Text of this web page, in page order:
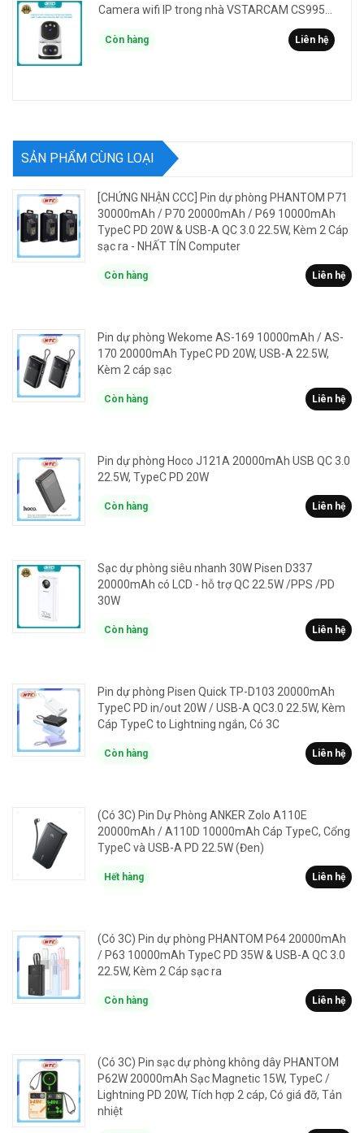
Còn hàng Liên hệ
SẢN PHẨM CÙNG LOẠI
[CHỨNG NHẬN CCC] Pin dự phòng PHANTOM P71
30000mAh / P70 20000mAh / P69 10000mAh
TypeC PD 20W & USB-A QC 3.0 22.5W, Kèm 2 Cáp
sạc ra - NHẤT TÍN Computer
Còn hàng Liên hệ
Pin dự phòng Wekome AS-169 10000mAh / AS-
170 20000mAh TypeC PD 20W, USB-A 22.5W,
Kèm 2 cáp sạc
Còn hàng Liên hệ
Pin dự phòng Hoco J121A 20000mAh USB QC 3.0
22.5W, TypeC PD 20W
Còn hàng Liên hệ
Sạc dự phòng siêu nhanh 30W Pisen D337
20000mAh có LCD - hỗ trợ QC 22.5W /PPS /PD
30W
Còn hàng Liên hệ
Pin dự phòng Pisen Quick TP-D103 20000mAh
TypeC PD in/out 20W / USB-A QC3.0 22.5W, Kèm
Cáp TypeC to Lightning ngắn, Có 3C
Còn hàng Liên hệ
(Có 3C) Pin Dự Phòng ANKER Zolo A110E
20000mAh / A110D 10000mAh Cáp TypeC, Cổng
TypeC và USB-A PD 22.5W (Đen)
Hết hàng Liên hệ
(Có 3C) Pin dự phòng PHANTOM P64 20000mAh
/ P63 10000mAh TypeC PD 35W & USB-A QC 3.0
22.5W, Kèm 2 Cáp sạc ra
Còn hàng Liên hệ
(Có 3C) Pin sạc dự phòng không dây PHANTOM
P62W 20000mAh Sạc Magnetic 15W, TypeC /
Lightning PD 20W, Tích hợp 2 cáp, Có giá đỡ, Tản
nhiệt